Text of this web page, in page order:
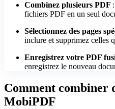
Combinez plusieurs PDF
fichiers PDF en un seul
Sélectionnez des pages
inclure et supprimez celles
Enregistrez votre PDF
enregistrez le nouveau
Comment combiner
MobiPDF